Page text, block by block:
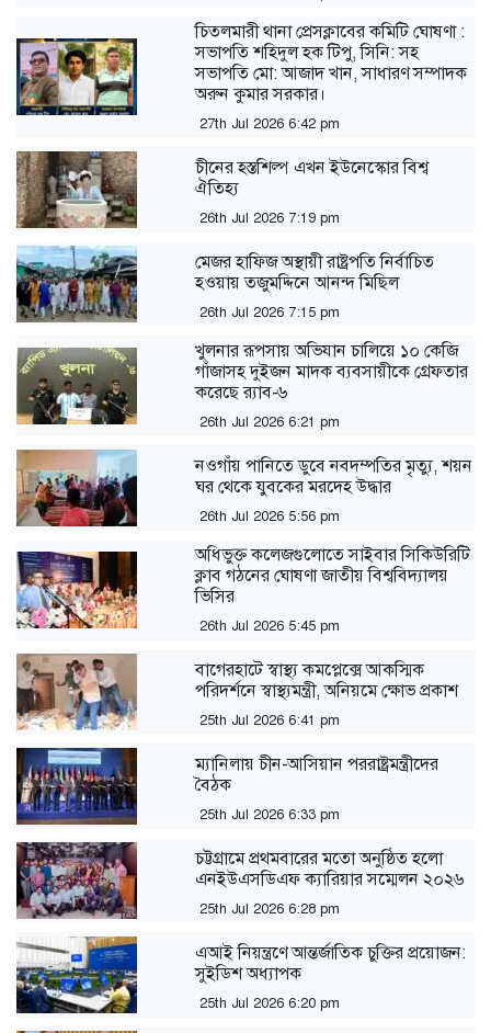
চিতলমারী থানা প্রেসক্লাবের কমিটি ঘোষণা :
সভাপতি শহিদুল হক টিপু, সিনি: সহ
সভাপতি মো: আজাদ খান, সাধারণ সম্পাদক
অরুন কুমার সরকার।
27th Jul 2026 6:42 pm
চীনের হস্তশিল্প এখন ইউনেস্কোর বিশ্ব
ঐতিহ্য
26th Jul 2026 7:19 pm
মেজর হাফিজ অস্থায়ী রাষ্ট্রপতি নির্বাচিত
হওয়ায় তজুমদ্দিনে আনন্দ মিছিল
26th Jul 2026 7:15 pm
খুলনার রূপসায় অভিযান চালিয়ে ১০ কেজি
গাঁজাসহ দুইজন মাদক ব্যবসায়ীকে গ্রেফতার
করেছে র‍্যাব-৬
26th Jul 2026 6:21 pm
নওগাঁয় পানিতে ডুবে নবদম্পতির মৃত্যু, শয়ন
ঘর থেকে যুবকের মরদেহ উদ্ধার
26th Jul 2026 5:56 pm
অধিভুক্ত কলেজগুলোতে সাইবার সিকিউরিটি
ক্লাব গঠনের ঘোষণা জাতীয় বিশ্ববিদ্যালয়
ভিসির
26th Jul 2026 5:45 pm
বাগেরহাটে স্বাস্থ্য কমপ্লেক্সে আকস্মিক
পরিদর্শনে স্বাস্থ্যমন্ত্রী, অনিয়মে ক্ষোভ প্রকাশ
25th Jul 2026 6:41 pm
ম্যানিলায় চীন-আসিয়ান পররাষ্ট্রমন্ত্রীদের
বৈঠক
25th Jul 2026 6:33 pm
‎চট্টগ্রামে প্রথমবারের মতো অনুষ্ঠিত হলো
এনইউএসডিএফ ক্যারিয়ার সম্মেলন ২০২৬
25th Jul 2026 6:28 pm
এআই নিয়ন্ত্রণে আন্তর্জাতিক চুক্তির প্রয়োজন:
সুইডিশ অধ্যাপক
25th Jul 2026 6:20 pm